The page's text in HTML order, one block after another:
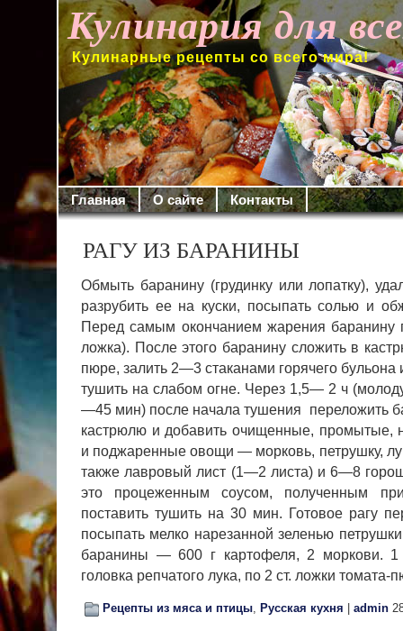
Кулинария для
Кулинарные рецепты со всего мира!
Главная О сайте Контакты
РАГУ ИЗ БАРАНИНЫ
Обмыть баранину (грудинку или лопатку),
разрубить ее на куски, посыпать солью и
Перед самым окончанием жа­рения баранину
ложка). После этого баранину сложить в
пюре, залить 2—3 стаканами горячего бульона
тушить на слабом огне. Через 1,5— 2 ч
—45 мин) после начала ту­шения переложить
кастрюлю и добавить очищенные, промытые,
и поджаренные овощи — морковь, петрушку,
также лавровый лист (1—2 листа) и 6—8
это процеженным соу­сом, полученным
поставить ту­шить на 30 мин. Готовое рагу
посыпать мел­ко нарезанной зеленью
баранины — 600 г картофеля, 2 моркови.
головка репчатого лука, по 2 ст. ложки томата-
Рецепты из мяса и птицы, Русская кухня admin